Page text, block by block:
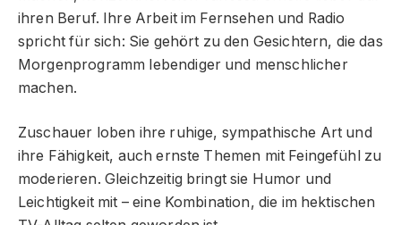
ihren Beruf. Ihre Arbeit im Fernsehen und Radio
spricht für sich: Sie gehört zu den Gesichtern, die das
Morgenprogramm lebendiger und menschlicher
machen.
Zuschauer loben ihre ruhige, sympathische Art und
ihre Fähigkeit, auch ernste Themen mit Feingefühl zu
moderieren. Gleichzeitig bringt sie Humor und
Leichtigkeit mit – eine Kombination, die im hektischen